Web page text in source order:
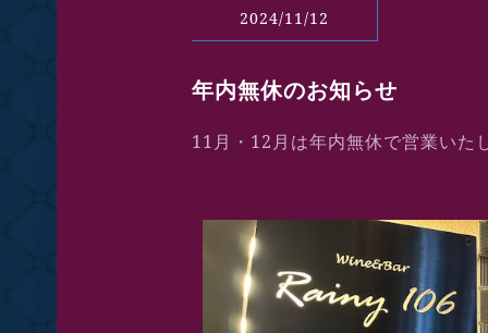
2024/11/12
年内無休のお知らせ
11月・12月は年内無休で営業いた